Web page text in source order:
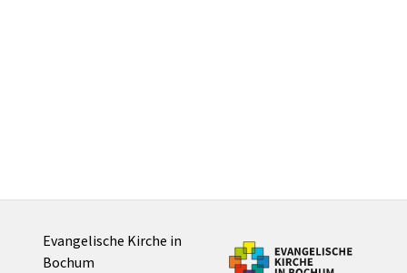
Evangelische Kirche in
Bochum